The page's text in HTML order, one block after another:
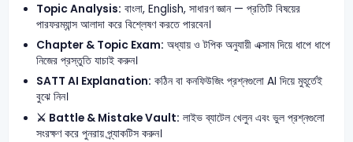
Topic Analysis: বাংলা, English, সাধারণ জ্ঞান — প্রতিটি বিষয়ের
পারফরম্যান্স আলাদা করে বিশ্লেষণ করতে পারবেন।
Chapter & Topic Exam: অধ্যায় ও টপিক অনুযায়ী এক্সাম দিয়ে ধাপে ধাপে
নিজের প্রস্তুতি যাচাই করুন।
SATT AI Explanation: কঠিন বা কনফিউজিং প্রশ্নগুলো AI দিয়ে মুহূর্তেই
বুঝে নিন।
⚔️ Battle & Mistake Vault: লাইভ ব্যাটেল খেলুন এবং ভুল প্রশ্নগুলো
সংরক্ষণ করে পুনরায় প্র্যাকটিস করুন।